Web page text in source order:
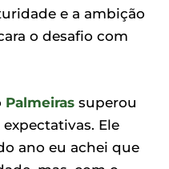
e a ambição
o desafio com
Palmeiras superou
Ele
ano eu achei que